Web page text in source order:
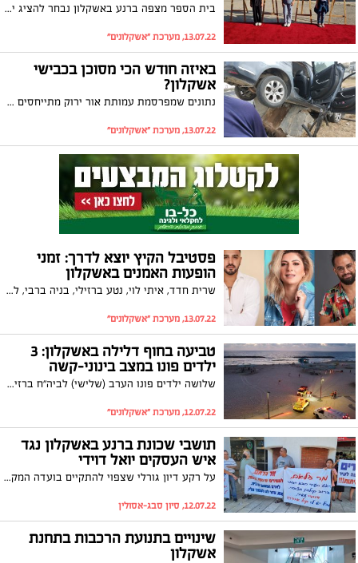
בית הספר מצפה ברנע באשקלון נבחר להציג יצירות אמנות המייצגות ערכים ושאיפות על השטיח האדום, במהלך ביקור נשיא ארצות הברית בישראל, ג׳ו ביידן. אחת מהיצירות אף נבחרה להיות מוטבעת במתנה שקיבל נשיא ארה״ב ממדינת ישראל
13.07.22, מערכת "אשקלונים"
באיזה חודש הכי מסוכן בכבישי
אשקלון?
נתונים שמפרסמת עמותת אור ירוק מתייחסים לחודשים המסוכנים ביותר בכבישי העיר. עו"ד יניב יעקב, מנכ"ל עמותת אור ירוק: "שילוב כוחות ופעילות מאומצת של הגורמים האחראיים לבטיחות התושבים יכולים למנוע תאונות ונפגעים"
13.07.22, מערכת "אשקלונים"
פסטיבל הקיץ יוצא לדרך: זמני
הופעות האמנים באשקלון
שרית חדד, איתי לוי, נטע ברזילי, בניה ברבי, להקת הפיל הכחול, מיכל הקטנה ועוד יופיעו ביומיים הקורבים באשקלון. הממונה על האירועים, משה אטיאס: "מזמין את כל התושבים ליהנות מאומנים מהשורה הראשונה, הכניסה חופשית"
13.07.22, מערכת "אשקלונים"
טביעה בחוף דלילה באשקלון: 3
ילדים פונו במצב בינוני-קשה
שלושה ילדים פונו הערב (שלישי) לביה"ח ברזילי לאחר שטבעו בחוף דלילה באשקלון. צוות מד"א פינה ילד בן 6, ילדה בת 8 במצב קשה ונערה בת 14 במצב בינוני לביה"ח ברזילי
12.07.22, מערכת "אשקלונים"
תושבי שכונת ברנע באשקלון נגד
איש העסקים יואל דוידי
על רקע דיון גורלי שצפוי להתקיים בועדה המקומית לתכנון ובנייה בנושא פרויקט "שוויצריה הקטנה" מוחים בעלי הדירות בשדרות ירושלים בעיר על הכוונה להקים מול בתיהם מגדלים רבי קומות. בעל הזכויות יואל דוידי לא מתכוון לוותר
12.07.22, סיון סבג-אסולין
שינויים בתנועת הרכבות בתחנת
אשקלון